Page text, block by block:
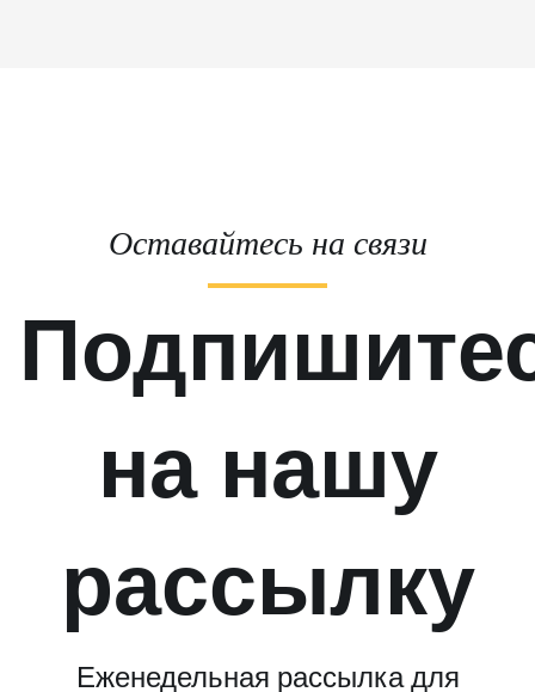
Оставайтесь на связи
на нашу
рассылку
Еженедельная рассылка для